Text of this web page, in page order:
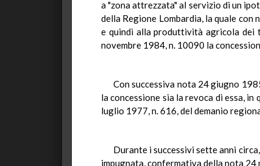
a "zona attrezzata" al servizio di un
della Regione Lombardia, la quale
e quindi alla produttività agricola dei
novembre 1984, n. 10090 la
Con successiva nota 24 giugno
la concessione sia la revoca di essa,
luglio 1977, n. 616, del demanio
Durante i successivi sette anni
impugnata, confermativa della nota